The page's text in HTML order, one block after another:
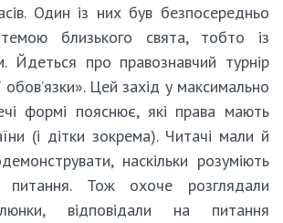
Один із них був безпосередньо
темою близького свята, тобто із
Йдеться про правознавчий турнір
Цей захід у максимально
формі пояснює, які права мають
(і дітки зокрема). Читачі мали й
наскільки розуміють
питання. Тож охоче розглядали
відповідали на питання